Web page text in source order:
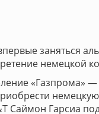
заняться
немецкой
«Газпрома» —
Саймон Гарсиа